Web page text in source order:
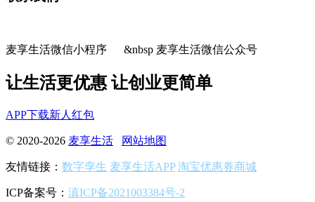
麦享生活微信小程序 &nbsp 麦享生活微信公众号
让生活更优惠 让创业更简单
APP下载新人红包
© 2020-2026 麦享生活 网站地图
友情链接： 数字孪生 麦享生活APP 淘宝优惠券商城
ICP备案号： 滇ICP备2021003384号-2